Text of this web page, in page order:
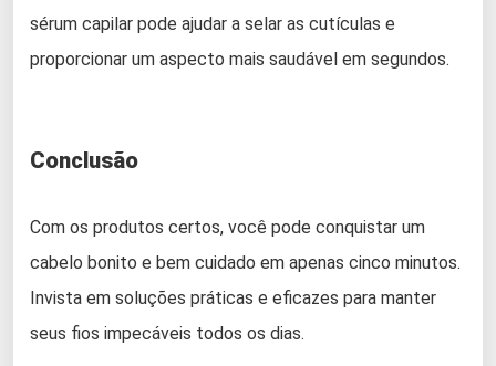
sérum capilar pode ajudar a selar as cutículas e
proporcionar um aspecto mais saudável em segundos.
Conclusão
Com os produtos certos, você pode conquistar um
cabelo bonito e bem cuidado em apenas cinco minutos.
Invista em soluções práticas e eficazes para manter
seus fios impecáveis todos os dias.